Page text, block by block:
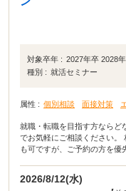
対象卒年 : 2027年卒 2028
種別 : 就活セミナー
属性 : 個別相談 面接対策
就職・転職を目指す方ならどなたでも
でお気軽にご相談ください。 相談時間は1人最大50分です。 飛び込みでの参加
も可ですが、ご予約の方を優
2026/8/12(水)